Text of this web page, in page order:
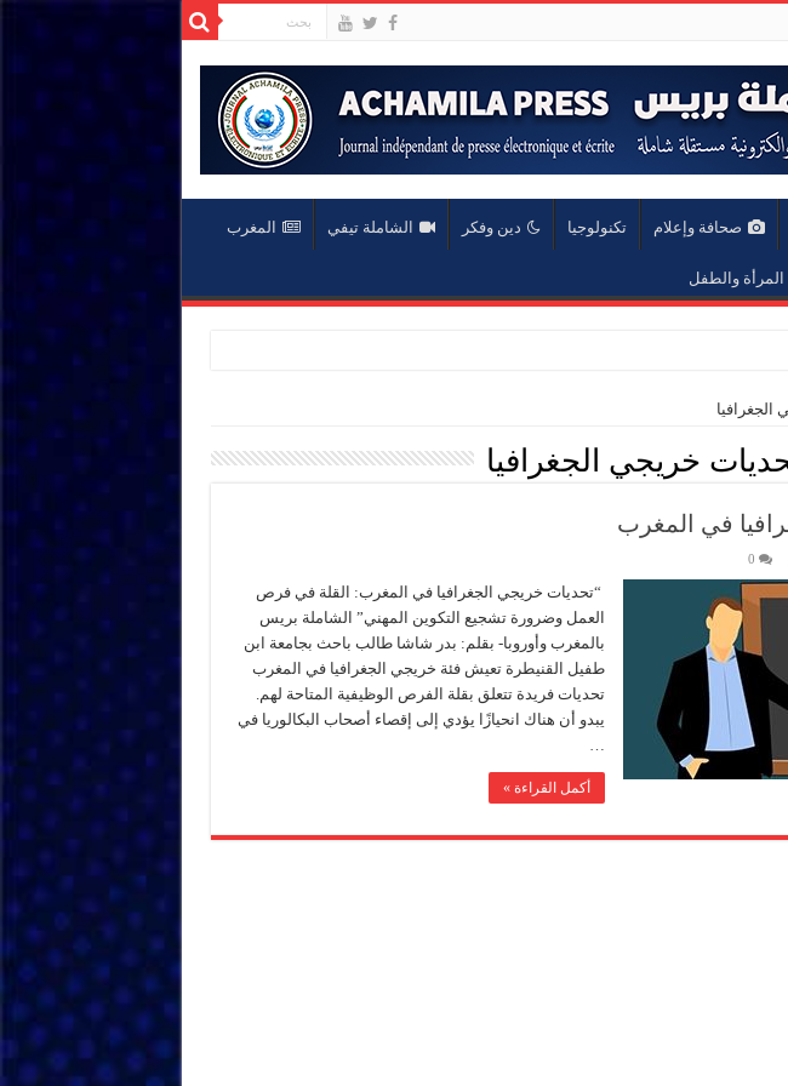
صحافة وإعلام تكنولوجيا دين وفكر الشاملة تيفي المغرب
المرأة والطفل
خريجي الجغرافيا
في المغرب
0
“تحديات خريجي الجغرافيا في المغرب: القلة في فرص
العمل وضرورة تشجيع التكوين المهني” الشاملة بريس
بالمغرب وأوروبا- بقلم: بدر شاشا طالب باحث بجامعة ابن
طفيل القنيطرة تعيش فئة خريجي الجغرافيا في المغرب
تحديات فريدة تتعلق بقلة الفرص الوظيفية المتاحة لهم.
يبدو أن هناك انحيازًا يؤدي إلى إقصاء أصحاب البكالوريا في
…
أكمل القراءة »